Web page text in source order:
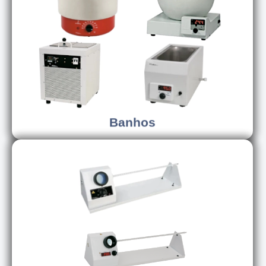
Banhos
Banhos
Conhecer os modelos
Pontos de fusão
Conhecer os modelos